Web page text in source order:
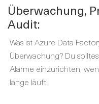
Überwachung,
Audit:
Was ist Azure Data
Überwachung? Du
Alarme einzurichten,
lange läuft.